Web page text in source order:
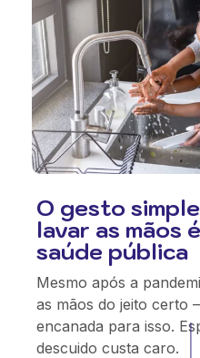
O gesto
lavar as mãos
saúde pública
Mesmo após a
as mãos do jeito certo
encanada para isso.
descuido custa caro.